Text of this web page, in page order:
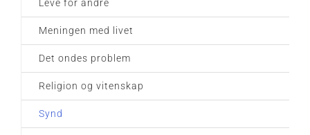
Leve for andre
Meningen med livet
Det ondes problem
Religion og vitenskap
Synd